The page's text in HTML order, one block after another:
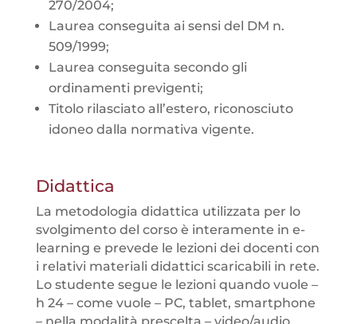
270/2004;
Laurea conseguita ai sensi del DM n.
509/1999;
Laurea conseguita secondo gli
ordinamenti previgenti;
Titolo rilasciato all’estero, riconosciuto
idoneo dalla normativa vigente.
Didattica
La metodologia didattica utilizzata per lo
svolgimento del corso è interamente in e-
learning e prevede le lezioni dei docenti con
i relativi materiali didattici scaricabili in rete.
Lo studente segue le lezioni quando vuole –
h 24 – come vuole – PC, tablet, smartphone